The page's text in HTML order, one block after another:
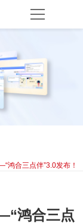
鸿合三点伴”3.0发布！
鸿合三点